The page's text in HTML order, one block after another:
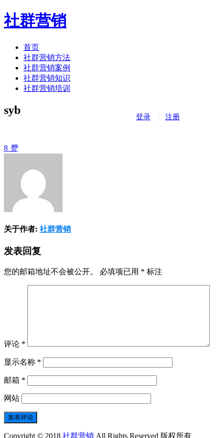
社群营销
首页
社群营销方法
社群营销案例
社群营销知识
社群营销培训
登录 注册
syb
8 赞
关于作者: 社群营销
发表回复
您的邮箱地址不会被公开。 必填项已用 * 标注
评论 *
显示名称 *
邮箱 *
网站
Copyright © 2018 社群营销 All Rights Reserved 版权所有